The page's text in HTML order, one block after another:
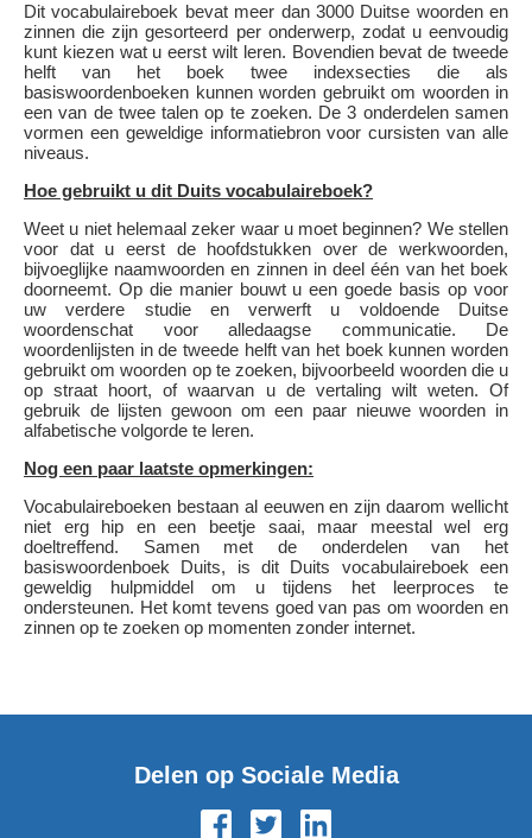
Dit vocabulaireboek bevat meer dan 3000 Duitse woorden en
zinnen die zijn gesorteerd per onderwerp, zodat u eenvoudig
kunt kiezen wat u eerst wilt leren. Bovendien bevat de tweede
helft van het boek twee indexsecties die als
basiswoordenboeken kunnen worden gebruikt om woorden in
een van de twee talen op te zoeken. De 3 onderdelen samen
vormen een geweldige informatiebron voor cursisten van alle
niveaus.
Hoe gebruikt u dit Duits vocabulaireboek?
Weet u niet helemaal zeker waar u moet beginnen? We stellen
voor dat u eerst de hoofdstukken over de werkwoorden,
bijvoeglijke naamwoorden en zinnen in deel één van het boek
doorneemt. Op die manier bouwt u een goede basis op voor
uw verdere studie en verwerft u voldoende Duitse
woordenschat voor alledaagse communicatie. De
woordenlijsten in de tweede helft van het boek kunnen worden
gebruikt om woorden op te zoeken, bijvoorbeeld woorden die u
op straat hoort, of waarvan u de vertaling wilt weten. Of
gebruik de lijsten gewoon om een paar nieuwe woorden in
alfabetische volgorde te leren.
Nog een paar laatste opmerkingen:
Vocabulaireboeken bestaan al eeuwen en zijn daarom wellicht
niet erg hip en een beetje saai, maar meestal wel erg
doeltreffend. Samen met de onderdelen van het
basiswoordenboek Duits, is dit Duits vocabulaireboek een
geweldig hulpmiddel om u tijdens het leerproces te
ondersteunen. Het komt tevens goed van pas om woorden en
zinnen op te zoeken op momenten zonder internet.
Delen op Sociale Media